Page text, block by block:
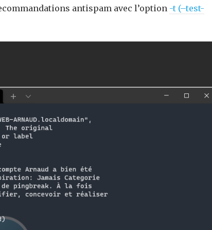
antispam avec l’option -t (–test-